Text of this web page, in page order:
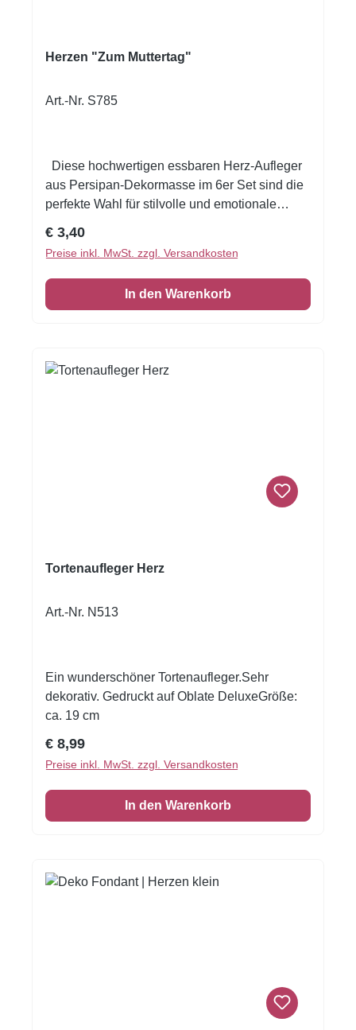
Herzen "Zum Muttertag"
Art.-Nr. S785
Diese hochwertigen essbaren Herz-Aufleger
aus Persipan-Dekormasse im 6er Set sind die
perfekte Wahl für stilvolle und emotionale
Herzdesign in Rot- und Rosatönen setzen sie
gezielte Highlights auf Torten, Cupcakes und
Desserts. Die feine Persipan-Dekormasse
sorgt für eine glatte Oberfläche und eine
Aufleger perfekt für detailreiche Dekorationen
Regulärer Preis:
€ 3,40
Preise inkl. MwSt. zzgl. Versandkosten
In den Warenkorb
Tortenaufleger Herz
Art.-Nr. N513
Ein wunderschöner Tortenaufleger.Sehr
dekorativ. Gedruckt auf Oblate DeluxeGröße:
ca. 19 cm
Regulärer Preis:
€ 8,99
Preise inkl. MwSt. zzgl. Versandkosten
In den Warenkorb